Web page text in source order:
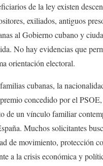
de la ley existen
exiliados, antiguos
al Gobierno cubano y
No hay evidencias que
orientación electoral.
cubanas, la
concedido por el
de un vínculo familiar
Muchos solicitantes
de movimiento, protección
a la crisis económica y